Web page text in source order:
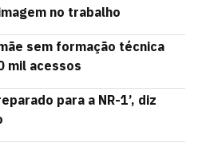
no trabalho
sem formação técnica
mil acessos
para a NR-1’, diz